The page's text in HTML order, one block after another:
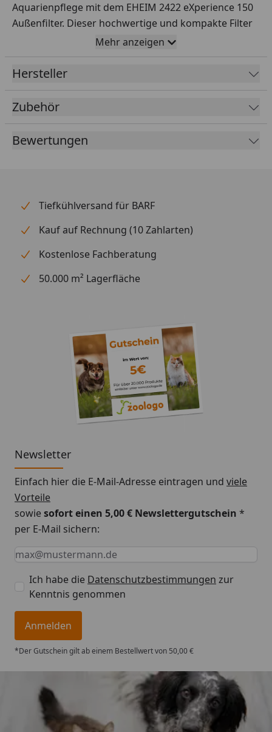
Aquarienpflege mit dem EHEIM 2422 eXperience 150
Außenfilter. Dieser hochwertige und kompakte Filter
wurde speziell entwickelt, um Aquarien bis 150 Liter
zuverlässig und effizient zu reinigen, und überzeugt
durch einfache Bedienbarkeit und innovative Technik.
Kompaktes Design trifft auf maximale Leistung
Mit seiner quadratischen Grundform spart der
EHEIM eXperience 150 Platz und sorgt für eine hohe
Standsicherheit. Das robuste Gehäuse vereint
Aquarium kristallklar.
Einfachheit in Perfektion
Die durchdachte Konstruktion macht den Filter
besonders benutzerfreundlich. Eine komplette
Schlauchadapter-Einheit mit integrierten
Filterkörbe mit versenkbaren Griffen ermöglichen
eine einfache Reinigung, ohne den gesamten Filter
auseinanderbauen zu müssen.
Flüsterleise Technologie
Dank hochwertiger Keramik-Komponenten läuft der
Außenfilter besonders leise. So bleibt nicht nur Ihr
angenehm ruhig.
Inklusive hochwertiger Ausstattung
Der EHEIM eXperience 150 wird mit allem geliefert,
was Sie für den sofortigen Start benötigen:
2 Filtermatten und 1 Filtervlies für mechanische
und biologische Reinigung
EHEIM SUBSTRAT Biomaterial für die Ansiedlung
nützlicher Bakterien
Düsenrohr, Ansaugrohr, Auslaufbogen und
Qualitätsschläuche
Mit einem geringen Stromverbrauch von nur 8 Watt
ist dieser Außenfilter außerdem besonders
energieeffizient und umweltfreundlich.
Fakten im Überblick
Geeignet für Aquarien: bis 150 Liter
Mehr anzeigen
Hersteller
Zubehör
Bewertungen
Tiefkühlversand für BARF
Kauf auf Rechnung (10 Zahlarten)
Kostenlose Fachberatung
50.000 m² Lagerfläche
Newsletter
Einfach hier die E-Mail-Adresse eintragen und viele
Vorteile
sowiesofort einen 5,00 € Newslettergutschein *
per E-Mail sichern:
Keine Eingabe erforderlich
Eingabe erforderlich
E-Mail *
Ich habe die Datenschutzbestimmungen zur
Kenntnis genommen
Anmelden
*Der Gutschein gilt ab einem Bestellwert von 50,00 €
Trusted Shops